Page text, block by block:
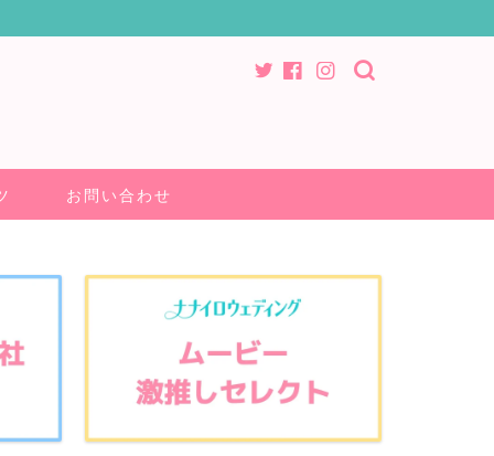
お問い合わせ